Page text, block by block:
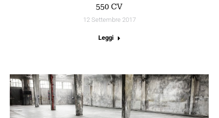
550 CV
12 Settembre 2017
Leggi